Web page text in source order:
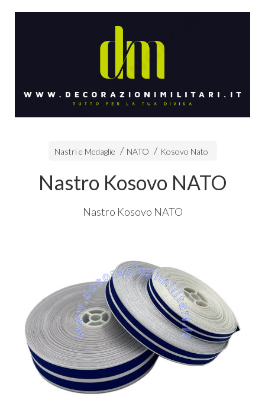
Nastri e Medaglie NATO Kosovo Nato
Nastro Kosovo NATO
Nastro Kosovo NATO